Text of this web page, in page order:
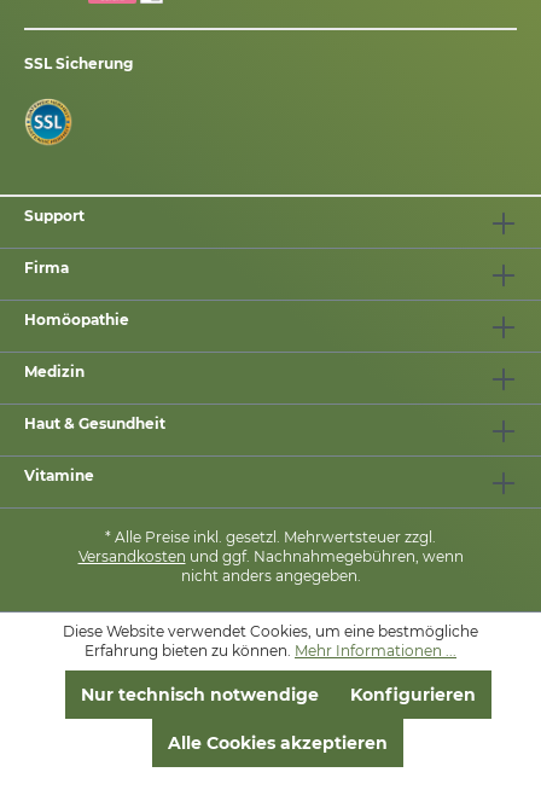
SSL Sicherung
Support
Firma
Homöopathie
Medizin
Haut & Gesundheit
Vitamine
* Alle Preise inkl. gesetzl. Mehrwertsteuer zzgl.
Versandkosten und ggf. Nachnahmegebühren, wenn
nicht anders angegeben.
MIT ❤VON PHARMASANA
Diese Website verwendet Cookies, um eine bestmögliche
Erfahrung bieten zu können. Mehr Informationen ...
Nur technisch notwendige Konfigurieren
Alle Cookies akzeptieren